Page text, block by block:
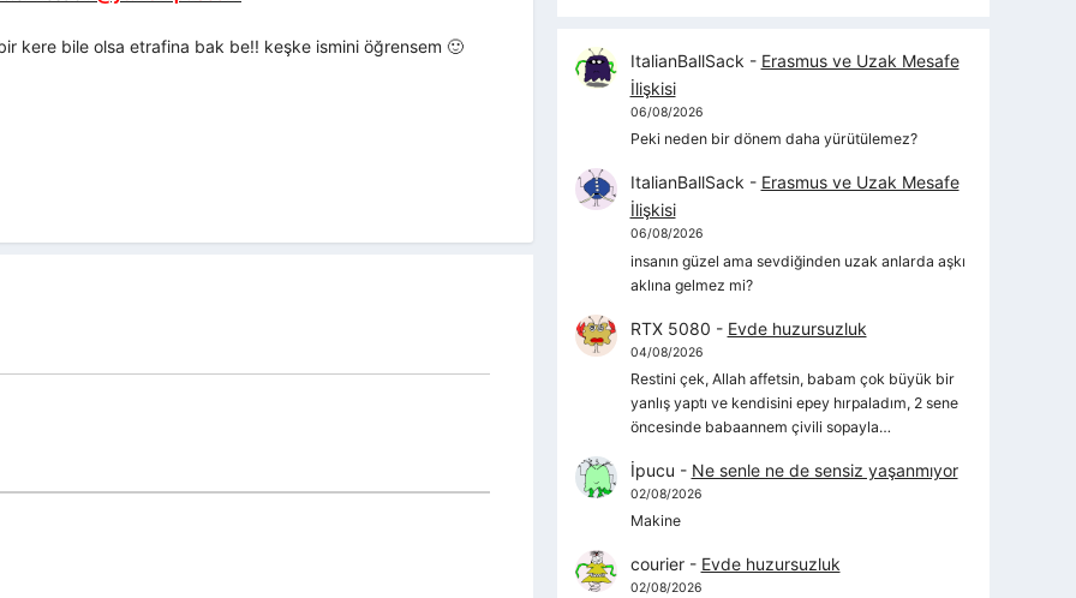
kere bile olsa etrafina bak be!! keşke ismini öğrensem 🙂
ItalianBallSack - Erasmus ve Uzak Mesafe
İlişkisi
06/08/2026
Peki neden bir dönem daha yürütülemez?
ItalianBallSack - Erasmus ve Uzak Mesafe
İlişkisi
06/08/2026
insanın güzel ama sevdiğinden uzak anlarda aşkı
aklına gelmez mi?
RTX 5080 - Evde huzursuzluk
04/08/2026
Restini çek, Allah affetsin, babam çok büyük bir
yanlış yaptı ve kendisini epey hırpaladım, 2 sene
öncesinde babaannem çivili sopayla…
İpucu - Ne senle ne de sensiz yaşanmıyor
02/08/2026
Makine
courier- Evde huzursuzluk
02/08/2026